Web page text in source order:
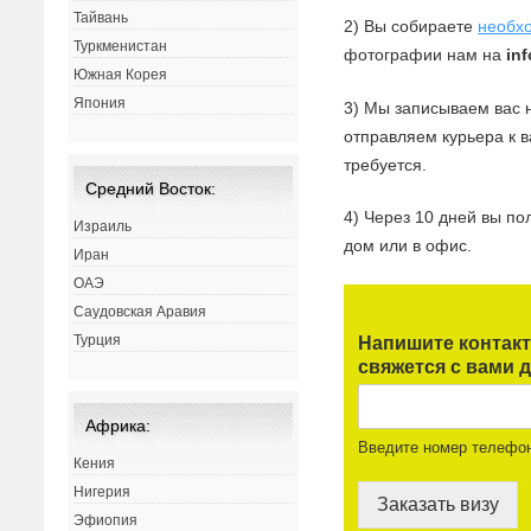
2) Вы собираете
фотографии нам на
3) Мы записываем вас
отправляем курьера к
требуется.
4) Через 10 дней вы
дом или в офис.
Напишите
свяжется с вами
Введите номер
Заказать визу
Тайвань
Туркменистан
Южная Корея
Япония
Средний Восток:
Израиль
Иран
ОАЭ
Саудовская Аравия
Турция
Африка:
Кения
Нигерия
Эфиопия